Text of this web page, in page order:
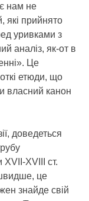
нам не
які прийнято
уривками з
аналіз, як-от в
Це
етюди, що
власний канон
доведеться
XVII-XVIII ст.
це
знайде свій